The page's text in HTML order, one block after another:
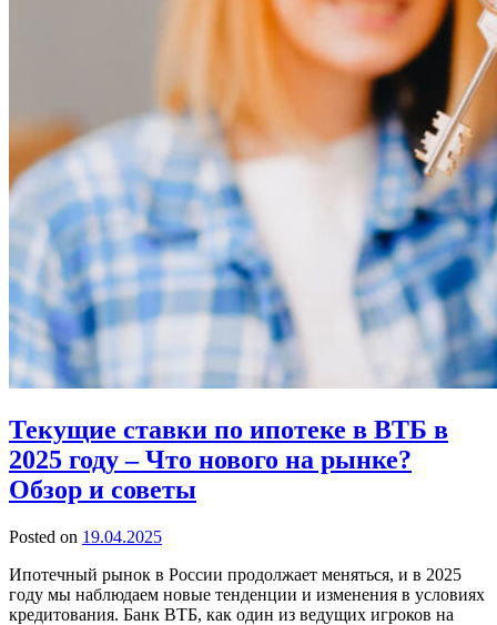
Текущие ставки по ипотеке в ВТБ в
2025 году – Что нового на рынке?
Обзор и советы
Posted on 19.04.2025
Ипотечный рынок в России продолжает меняться, и в 2025
году мы наблюдаем новые тенденции и изменения в условиях
кредитования. Банк ВТБ, как один из ведущих игроков на